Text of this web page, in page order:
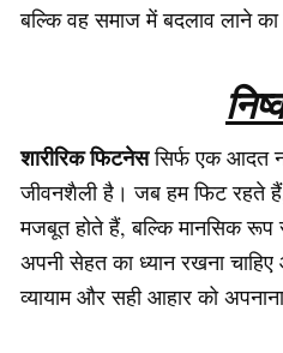
बल्कि वह समाज में बदलाव लाने
शारीरिक फिटनेससिर्फ एक आदत
जीवनशैली है। जब हम फिट रहते
मजबूत होते हैं, बल्कि मानसिक
अपनी सेहत का ध्यान रखना चाहिए
व्यायाम और सही आहार को